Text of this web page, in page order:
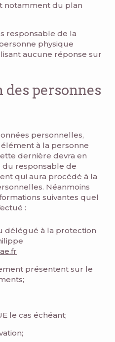
notamment du plan
responsable de la
physique
aucune réponse sur
personnes
personnelles,
à la personne
dernière devra en
responsable de
qui aura procédé à la
Néanmoins
suivantes quel
:
délégué à la protection
présentent sur le
le cas échéant;